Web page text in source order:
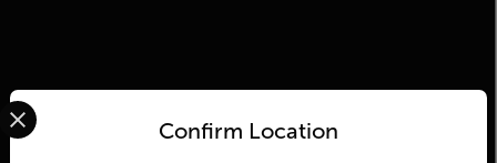
Flir
Confirm Location
Select your preferred country and language from the